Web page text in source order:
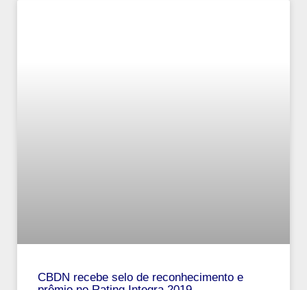
CBDN recebe selo de reconhecimento e